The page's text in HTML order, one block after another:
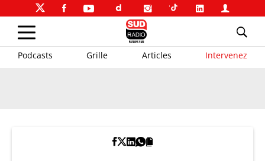
Podcasts Grille Articles Intervenez